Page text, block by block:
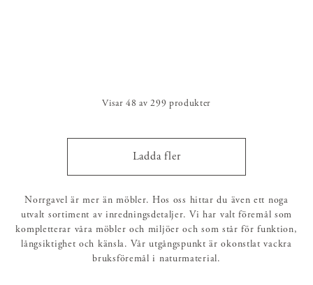
Visar48 av299 produkter
Ladda fler
Norrgavel är mer än möbler. Hos oss hittar du även ett noga
utvalt sortiment av inredningsdetaljer. Vi har valt föremål som
kompletterar våra möbler och miljöer och som står för funktion,
långsiktighet och känsla. Vår utgångspunkt är okonstlat vackra
bruksföremål i naturmaterial.